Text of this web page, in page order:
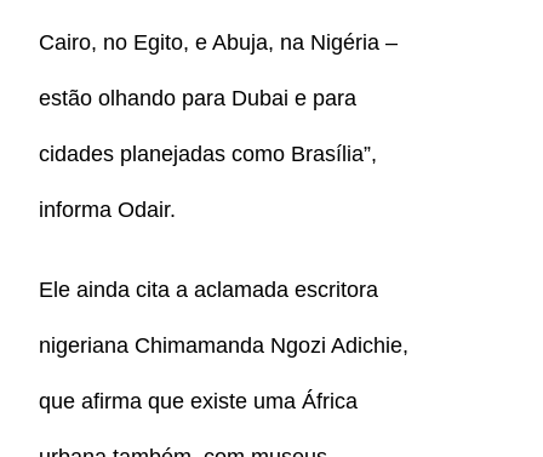
Cairo, no Egito, e Abuja, na Nigéria –
estão olhando para Dubai e para
cidades planejadas como Brasília”,
informa Odair.
Ele ainda cita a aclamada escritora
nigeriana Chimamanda Ngozi Adichie,
que afirma que existe uma África